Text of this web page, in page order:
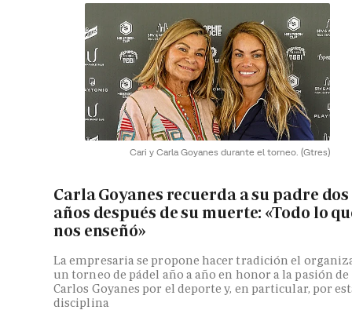
Cari y Carla Goyanes durante el torneo. (Gtres)
Carla Goyanes recuerda a su padre dos
años después de su muerte: «Todo lo
nos enseñó»
La empresaria se propone hacer tradición el
un torneo de pádel año a año en honor a la pasión de
Carlos Goyanes por el deporte y, en particular, por
disciplina